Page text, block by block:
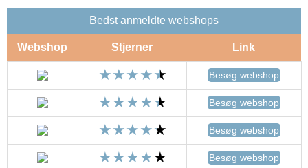
Bedst anmeldte webshops
Webshop Stjerner Link
Besøg webshop
Besøg webshop
Besøg webshop
Besøg webshop